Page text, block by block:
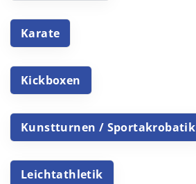
Karate
Kickboxen
Kunstturnen / Sportakrobatik
Leichtathletik